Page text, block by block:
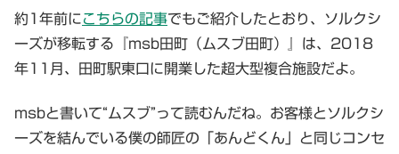
約1年前に こちらの記事でもご紹介したとおり、ソルクシ
ーズが移転する『msb田町（ムスブ田町）』は、2018
年11月、田町駅東口に開業した超大型複合施設だよ。
msbと書いて“ムスブ”って読むんだね。お客様とソルクシ
ーズを結んでいる僕の師匠の「あんどくん」と同じコンセ